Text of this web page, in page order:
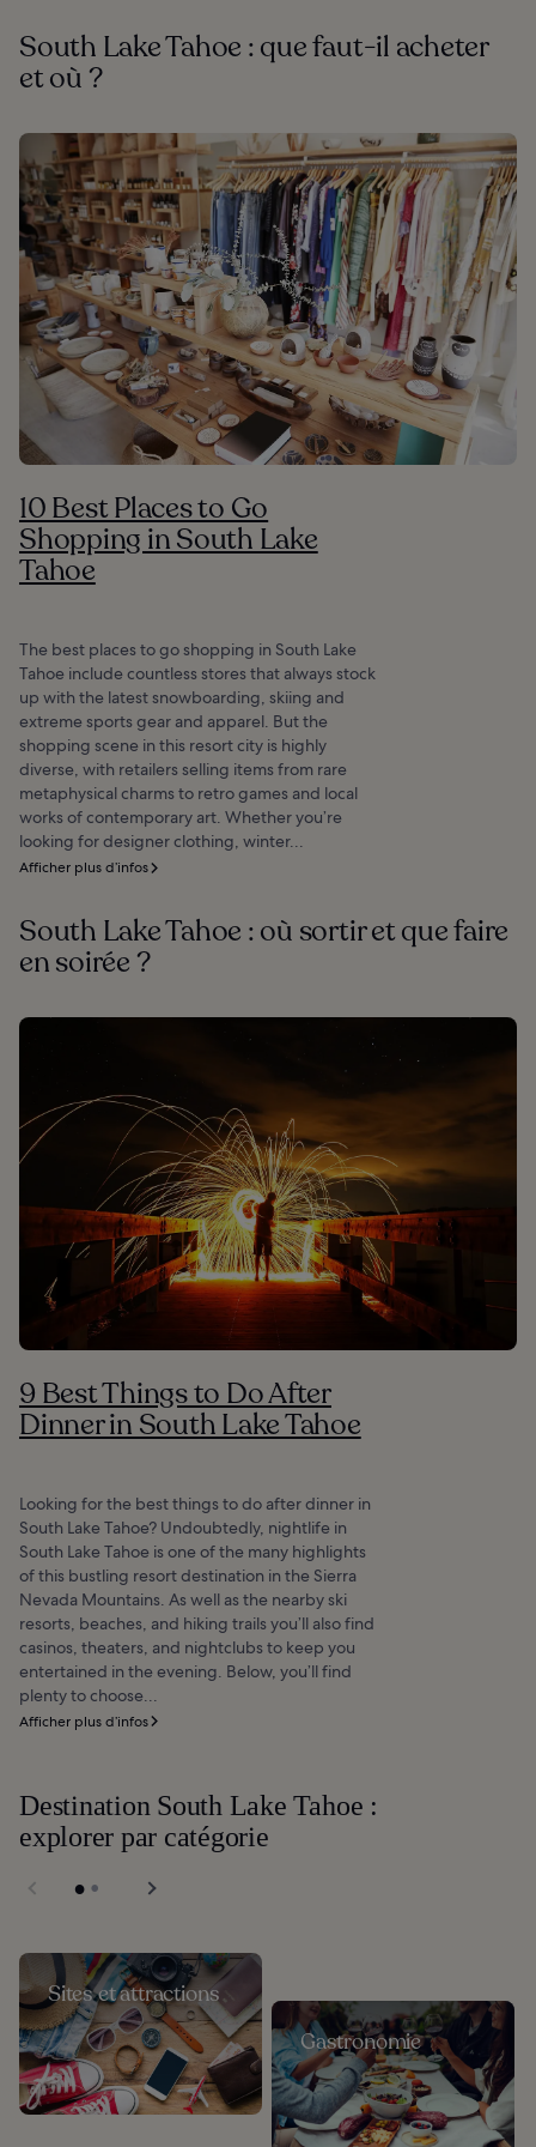
South Lake Tahoe : que faut-il acheter
et où ?
10 Best Places to Go
Shopping in South Lake
Tahoe
The best places to go shopping in South Lake
Tahoe include countless stores that always stock
up with the latest snowboarding, skiing and
extreme sports gear and apparel. But the
shopping scene in this resort city is highly
diverse, with retailers selling items from rare
metaphysical charms to retro games and local
works of contemporary art. Whether you’re
looking for designer clothing, winter...
Afficher plus d’infos
South Lake Tahoe : où sortir et que faire
en soirée ?
9 Best Things to Do After
Dinner in South Lake Tahoe
Looking for the best things to do after dinner in
South Lake Tahoe? Undoubtedly, nightlife in
South Lake Tahoe is one of the many highlights
of this bustling resort destination in the Sierra
Nevada Mountains. As well as the nearby ski
resorts, beaches, and hiking trails you’ll also find
casinos, theaters, and nightclubs to keep you
entertained in the evening. Below, you’ll find
plenty to choose...
Afficher plus d’infos
Destination South Lake Tahoe :
explorer par catégorie
Sites et attractions
Gastronomie